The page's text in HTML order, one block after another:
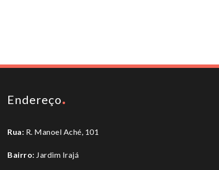
Endereço
Rua: R. Manoel Aché, 101
Bairro: Jardim Irajá